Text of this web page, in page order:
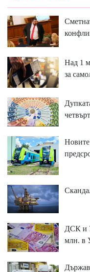
Над 1
за
Новите
ДСК и
млн. в